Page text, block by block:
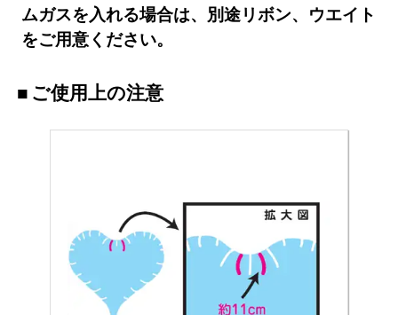
ムガスを入れる場合は、別途リボン、ウエイト
をご用意ください。
ご使用上の注意